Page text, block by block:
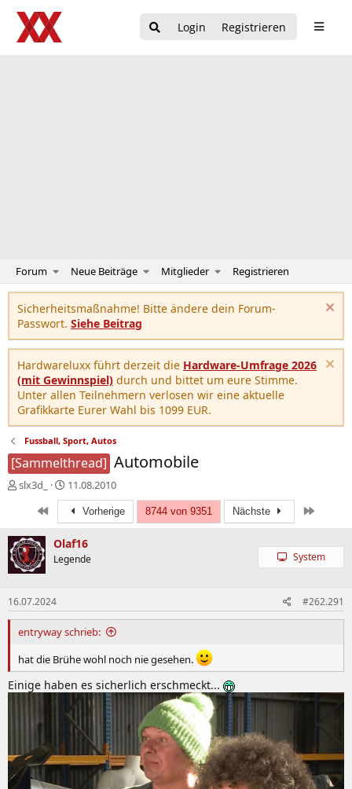
Login Registrieren
Forum Neue Beiträge Mitglieder Registrieren
Sicherheitsmaßnahme! Bitte ändere dein Forum-
Passwort. Siehe Beitrag
Hardwareluxx führt derzeit die Hardware-Umfrage 2026
(mit Gewinnspiel) durch und bittet um eure Stimme.
Unter allen Teilnehmern verlosen wir eine aktuelle
Grafikkarte Eurer Wahl bis 1099 EUR.
Fussball, Sport, Autos
[Sammelthread] Automobile
E
e
l
l
r
slx3d_
E
r
s
t
e
l
l
m
11.08.2010
Erste Vorherige 8744 von 9351 Nächste
Olaf16
Legende System
16.07.2024 #262.291
entryway schrieb:
hat die Brühe wohl noch nie gesehen.
Einige haben es sicherlich erschmeckt...